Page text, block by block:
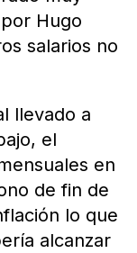
Hugo
salarios no
llevado a
el
en
de fin de
lo que
alcanzar